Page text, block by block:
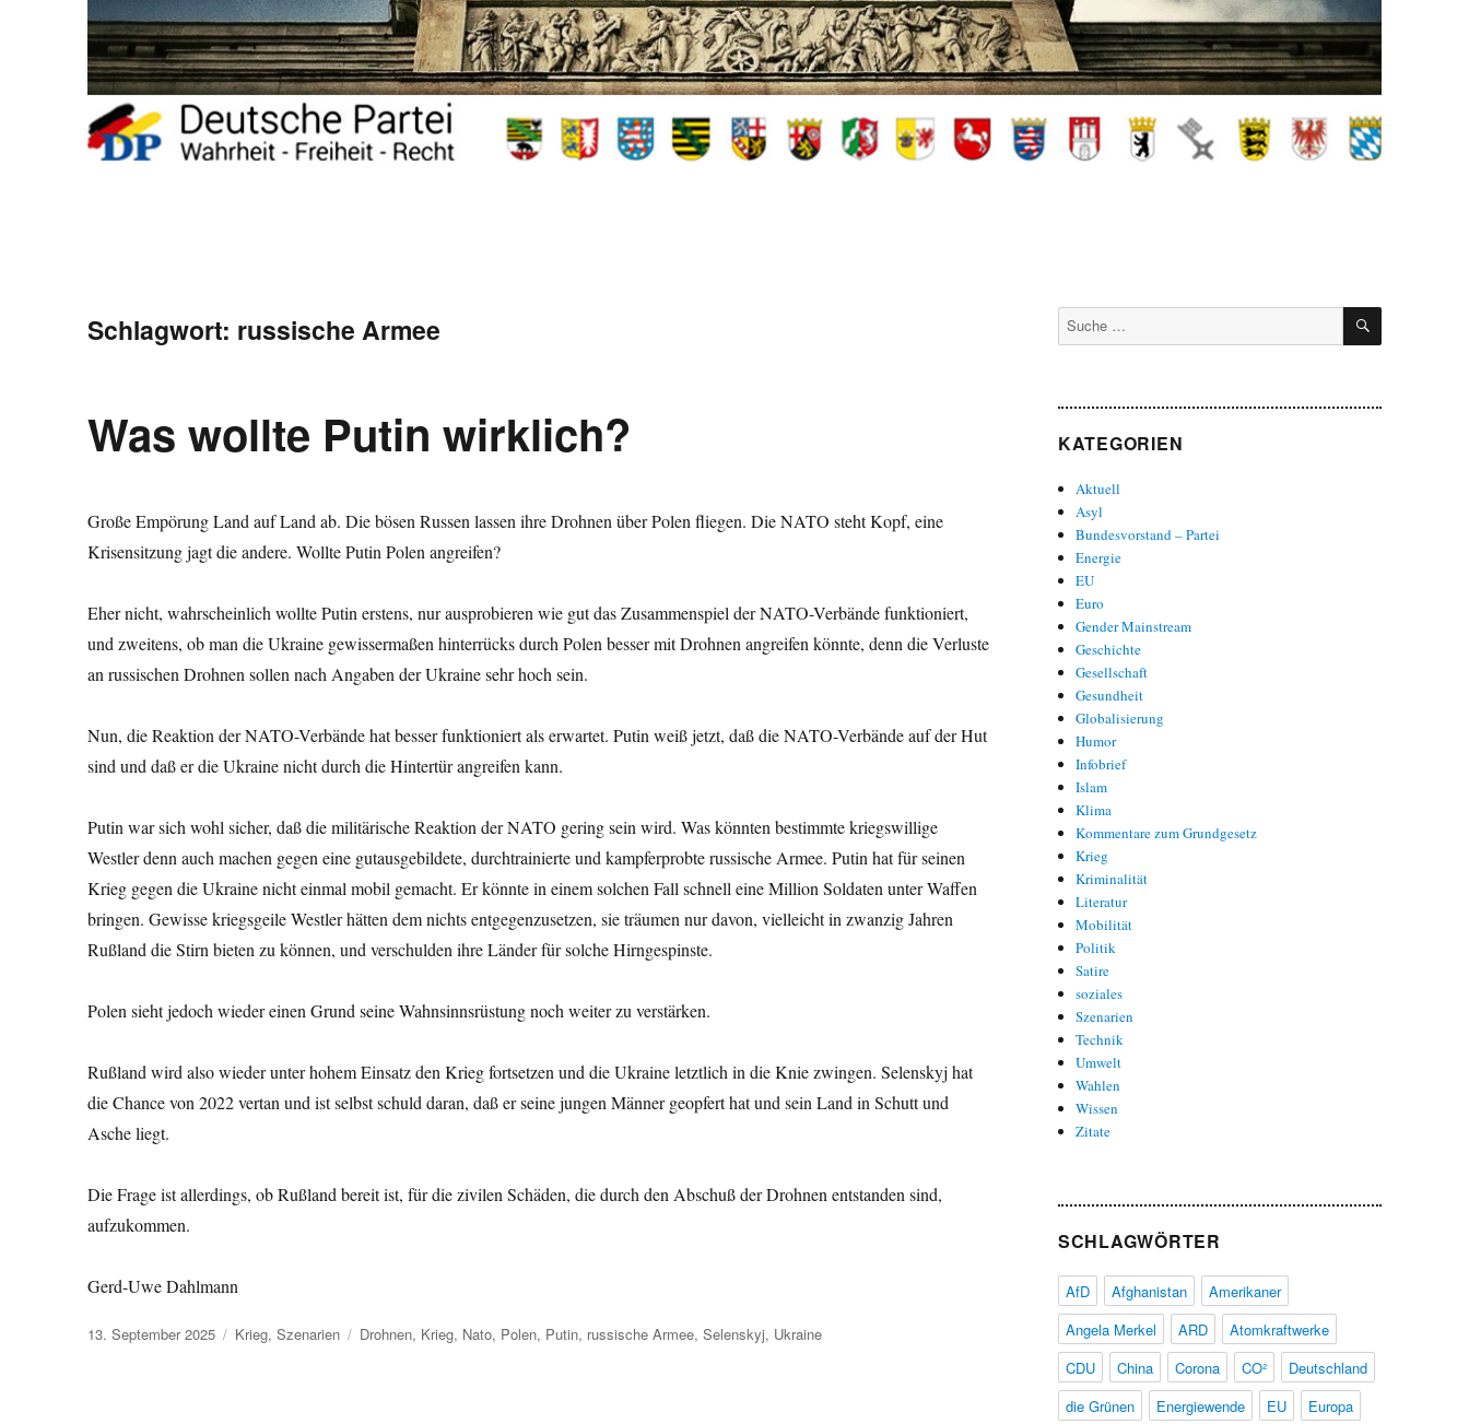
Schlagwort: russische Armee
Was wollte Putin wirklich?
Große Empörung Land auf Land ab. Die bösen Russen lassen ihre Drohnen über Polen fliegen. DieNATO steht Kopf, eine
Krisensitzung jagt die andere. Wollte Putin Polen angreifen?
Eher nicht, wahrscheinlich wollte Putin erstens, nur ausprobieren wie gut das Zusammenspiel derNATO-Verbände funktioniert,
und zweitens, ob man die Ukraine gewissermaßen hinterrücks durch Polen besser mit Drohnen angreifen könnte, denn die Verluste
an russischen Drohnen sollen nach Angaben der Ukraine sehr hoch sein.
Nun, die Reaktion derNATO-Verbände hat besser funktioniert als erwartet. Putin weiß jetzt, daß dieNATO-Verbände auf der Hut
sind und daß er die Ukraine nicht durch die Hintertür angreifen kann.
Putin war sich wohl sicher, daß die militärische Reaktion derNATO gering sein wird. Was könnten bestimmte kriegswillige
Westler denn auch machen gegen eine gutausgebildete, durchtrainierte und kampferprobte russische Armee. Putin hat für seinen
Krieg gegen die Ukraine nicht einmal mobil gemacht. Er könnte in einem solchen Fall schnell eine Million Soldaten unter Waffen
bringen. Gewisse kriegsgeile Westler hätten dem nichts entgegenzusetzen, sie träumen nur davon, vielleicht in zwanzig Jahren
Rußland die Stirn bieten zu können, und verschulden ihre Länder für solche Hirngespinste.
Polen sieht jedoch wieder einen Grund seine Wahnsinnsrüstung noch weiter zu verstärken.
Rußland wird also wieder unter hohem Einsatz den Krieg fortsetzen und die Ukraine letztlich in die Knie zwingen. Selenskyj hat
die Chance von 2022 vertan und ist selbst schuld daran, daß er seine jungen Männer geopfert hat und sein Land in Schutt und
Asche liegt.
Die Frage ist allerdings, ob Rußland bereit ist, für die zivilen Schäden, die durch den Abschuß der Drohnen entstanden sind,
aufzukommen.
Gerd-Uwe Dahlmann
Veröffentlicht
13. September 2025 Kategorien
Krieg,Szenarien Schlagwörter
Drohnen, Krieg, Nato, Polen, Putin, russische Armee,Selenskyj, Ukraine
Suche
nach:
SUCHEN
KATEGORIEN
Aktuell
Asyl
Bundesvorstand – Partei
Energie
EU
Euro
Gender Mainstream
Geschichte
Gesellschaft
Gesundheit
Globalisierung
Humor
Infobrief
Islam
Klima
Kommentare zum Grundgesetz
Krieg
Kriminalität
Literatur
Mobilität
Politik
Satire
soziales
Szenarien
Technik
Umwelt
Wahlen
Wissen
Zitate
SCHLAGWÖRTER
AfD Afghanistan
Amerikaner
Angela Merkel
ARD
Atomkraftwerke
CDU
China Corona CO²
Deutschland
die Grünen
Energiewende EU
Europa